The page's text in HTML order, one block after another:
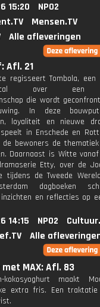
15:20
NPO2
Mensen.TV
Alle afleveringen
Afl. 21
regisseert Tombola, een
over een
die wordt
In deze
loyaliteit en nieuwe
in Enschede en
bewoners de
Daarnaast is Witte
Etty, over de
tijdens de Tweede
dagboeken
inzichten en reflecties op
14:15 NPO2
Alle
MAX: Afl. 83
kokosyoghurt maakt
extra fris. Een